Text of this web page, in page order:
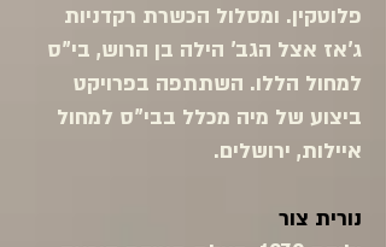
פלוטקין. ומסלול הכשרת רקדניות
ג'אז אצל הגב' הילה בן הרוש, בי"ס
למחול הללו. השתתפה בפרויקט
ביצוע של מיה מכלל בבי"ס למחול
איילות, ירושלים.
נורית צור